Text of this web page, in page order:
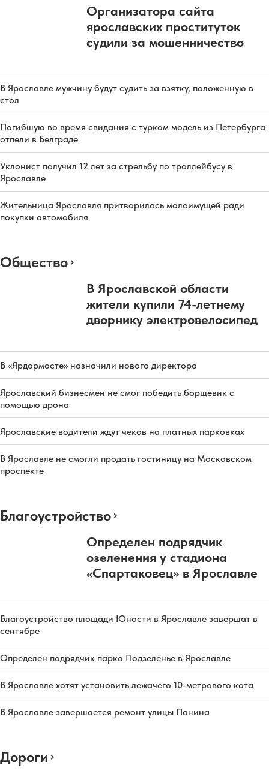
Организатора сайта
ярославских проституток
судили за мошенничество
В Ярославле мужчину будут судить за взятку, положенную в
стол
Погибшую во время свидания с турком модель из Петербурга
отпели в Белграде
Уклонист получил 12 лет за стрельбу по троллейбусу в
Ярославле
Жительница Ярославля притворилась малоимущей ради
покупки автомобиля
Общество
В Ярославской области
жители купили 74-летнему
дворнику электровелосипед
В «Ярдормосте» назначили нового директора
Ярославский бизнесмен не смог победить борщевик с
помощью дрона
Ярославские водители ждут чеков на платных парковках
В Ярославле не смогли продать гостиницу на Московском
проспекте
Благоустройство
Определен подрядчик
озеленения у стадиона
«Спартаковец» в Ярославле
Благоустройство площади Юности в Ярославле завершат в
сентябре
Определен подрядчик парка Подзеленье в Ярославле
В Ярославле хотят установить лежачего 10-метрового кота
В Ярославле завершается ремонт улицы Панина
Дороги